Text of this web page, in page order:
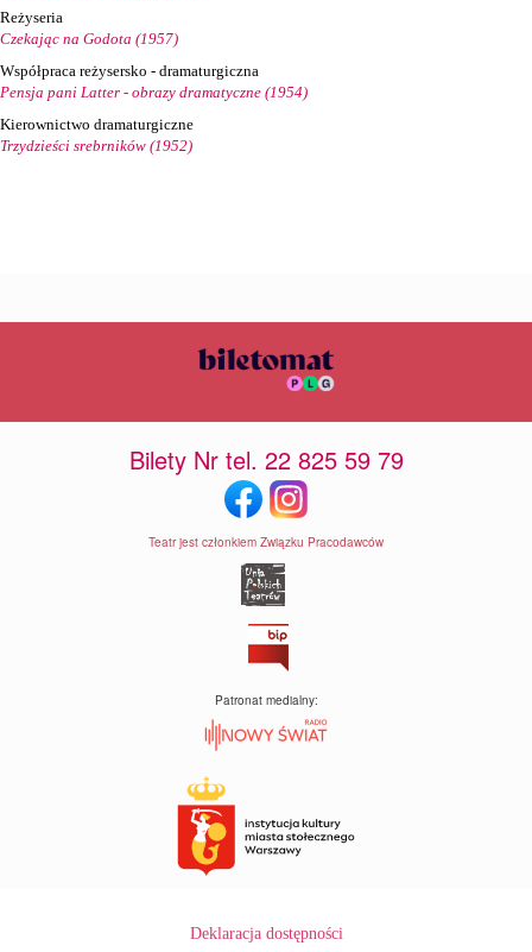
Reżyseria
Czekając na Godota (1957)
Współpraca reżysersko - dramaturgiczna
Pensja pani Latter - obrazy dramatyczne (1954)
Kierownictwo dramaturgiczne
Trzydzieści srebrników (1952)
Bilety Nr tel. 22 825 59 79
Teatr jest członkiem Związku Pracodawców
Patronat medialny:
Deklaracja dostępności